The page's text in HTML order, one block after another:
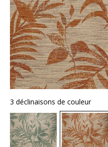
3 déclinaisons de couleur